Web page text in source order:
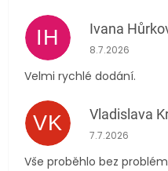
IH Ivana
Hodnocení
8.7.2026
Velmi rychlé dodání.
VK Vladislava
Hodnocení
7.7.2026
Vše proběhlo bez